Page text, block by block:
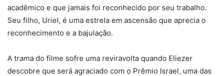
acadêmico e que jamais foi reconhecido por seu trabalho.
Seu filho, Uriel, é uma estrela em ascensão que aprecia o
reconhecimento e a bajulação.
A trama do filme sofre uma reviravolta quando Eliezer
descobre que será agraciado com o Prêmio Israel, uma das